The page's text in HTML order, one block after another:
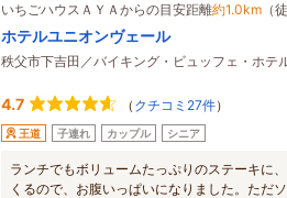
いちごハウスＡＹＡからの目安距離約1.0km （
ホテルユニオンヴェール
秩父市下吉田／バイキング・ビュッフェ・ホテ
4.7 （ クチコミ27件）
王道 子連れ カップル シニア
ランチでもボリュームたっぷりのステーキに
くるので、お腹いっぱいになりました。ただ